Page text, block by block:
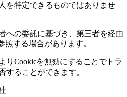
を特定できるものではありませ
への委託に基づき、第三者を経由
照する場合があります。
りCookieを無効にすることでトラ
することができます。